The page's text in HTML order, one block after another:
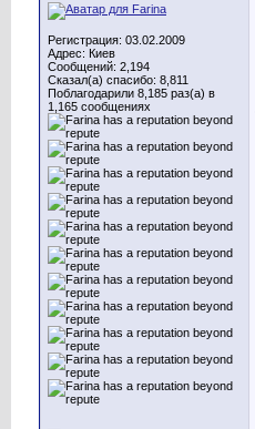
Регистрация: 03.02.2009
Адрес: Киев
Сообщений: 2,194
Сказал(а) спасибо: 8,811
Поблагодарили 8,185 раз(а) в
1,165 сообщениях